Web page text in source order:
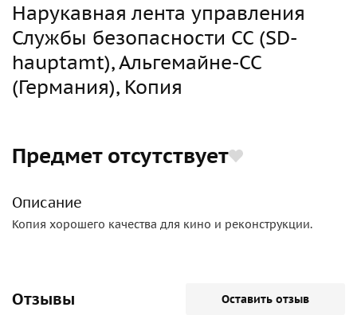
Нарукавная лента управления
Службы безопасности СС (SD-
hauptamt), Альгемайне-СС
(Германия), Копия
Предмет отсутствует
Описание
Копия хорошего качества для кино и реконструкции.
Отзывы Оставить отзыв